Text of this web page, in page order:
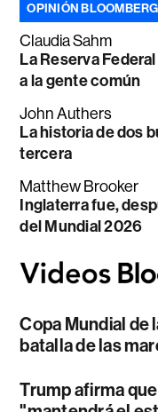
OPINIÓN BLOOMBERG
Claudia Sahm
La Reserva
a la gente común
John Authers
La historia de dos
tercera
Matthew Brooker
Inglaterra fue,
del Mundial 2026
Copa Mundial de
batalla de las
Trump afirma que